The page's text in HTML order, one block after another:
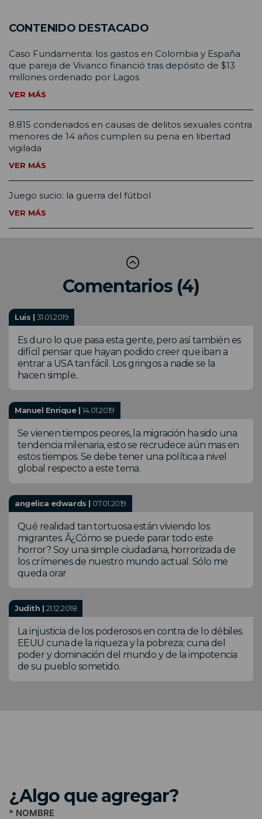
CONTENIDO DESTACADO
Caso Fundamenta: los gastos en Colombia y España
que pareja de Vivanco financió tras depósito de $13
millones ordenado por Lagos
VER MÁS
8.815 condenados en causas de delitos sexuales contra
menores de 14 años cumplen su pena en libertad
vigilada
VER MÁS
Juego sucio: la guerra del fútbol
VER MÁS
Comentarios (4)
Luis | 31.01.2019
Es duro lo que pasa esta gente, pero así también es
difícil pensar que hayan podido creer que iban a
entrar a USA tan fácil. Los gringos a nadie se la
hacen simple..
Manuel Enrique |14.01.2019
Se vienen tiempos peores, la migración ha sido una
tendencia milenaria, esto se recrudece aún mas en
estos tiempos. Se debe tener una política a nivel
global respecto a este tema.
angelica edwards | 07.01.2019
Qué realidad tan tortuosa están viviendo los
migrantes. Â¿Cómo se puede parar todo este
horror? Soy una simple ciudadana, horrorizada de
los crímenes de nuestro mundo actual. Sólo me
queda orar
Judith | 21.12.2018
La injusticia de los poderosos en contra de lo débiles.
EEUU cuna de la riqueza y la pobreza; cuna del
poder y dominación del mundo y de la impotencia
de su pueblo sometido.
¿Algo que agregar?
* NOMBRE